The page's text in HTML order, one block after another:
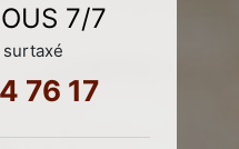
7/7
76 17